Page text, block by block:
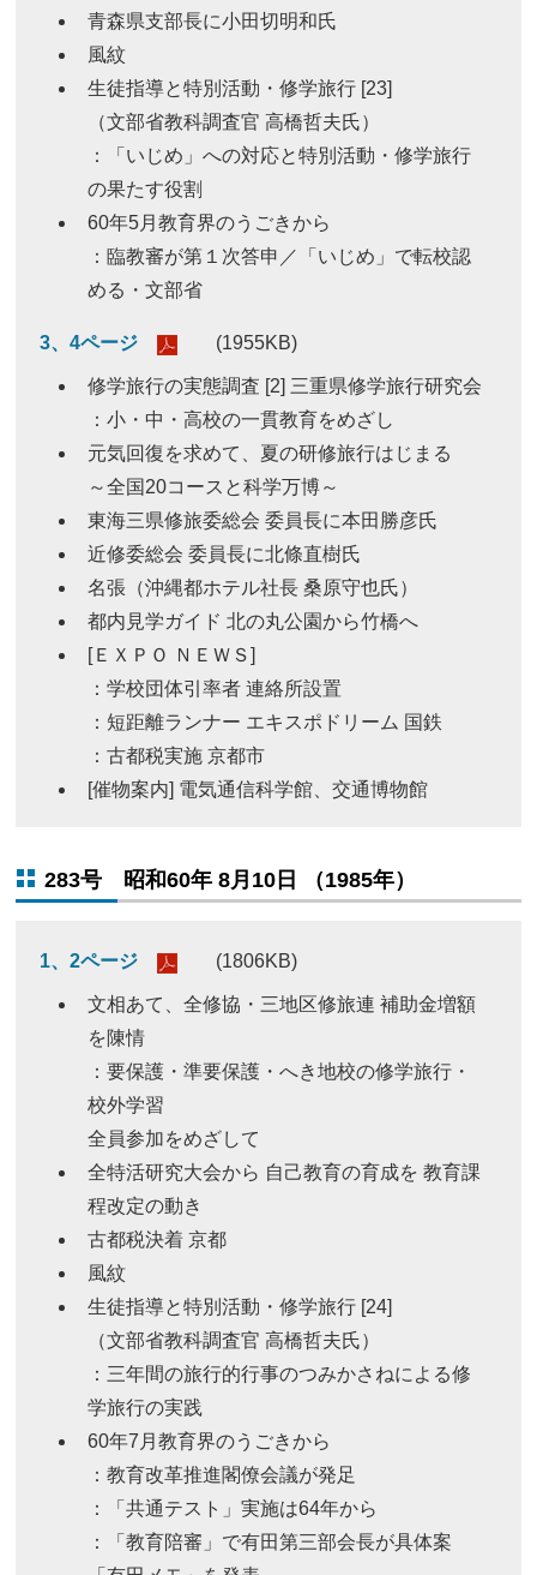
青森県支部長に小田切明和氏
風紋
生徒指導と特別活動・修学旅行 [23]
（文部省教科調査官 高橋哲夫氏）
：「いじめ」への対応と特別活動・修学旅行
の果たす役割
60年5月教育界のうごきから
：臨教審が第１次答申／「いじめ」で転校認
める・文部省
3、4ページ (1955KB)
修学旅行の実態調査 [2] 三重県修学旅行研究会
：小・中・高校の一貫教育をめざし
元気回復を求めて、夏の研修旅行はじまる
～全国20コースと科学万博～
東海三県修旅委総会 委員長に本田勝彦氏
近修委総会 委員長に北條直樹氏
名張（沖縄都ホテル社長 桑原守也氏）
都内見学ガイド 北の丸公園から竹橋へ
[ＥＸＰＯ ＮＥＷＳ]
：学校団体引率者 連絡所設置
：短距離ランナー エキスポドリーム 国鉄
：古都税実施 京都市
[催物案内] 電気通信科学館、交通博物館
283号 昭和60年 8月10日 （1985年）
1、2ページ (1806KB)
文相あて、全修協・三地区修旅連 補助金増額
を陳情
：要保護・準要保護・へき地校の修学旅行・
校外学習
全員参加をめざして
全特活研究大会から 自己教育の育成を 教育課
程改定の動き
古都税決着 京都
風紋
生徒指導と特別活動・修学旅行 [24]
（文部省教科調査官 高橋哲夫氏）
：三年間の旅行的行事のつみかさねによる修
学旅行の実践
60年7月教育界のうごきから
：教育改革推進閣僚会議が発足
：「共通テスト」実施は64年から
：「教育陪審」で有田第三部会長が具体案